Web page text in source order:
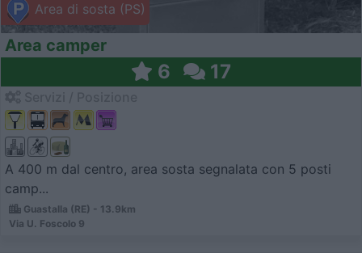
Area di sosta (PS)
Area camper
6 17
A 400 m dal centro, area sosta segnalata con 5 posti
camp...
Guastalla (RE) - 13.9km
Via U. Foscolo 9